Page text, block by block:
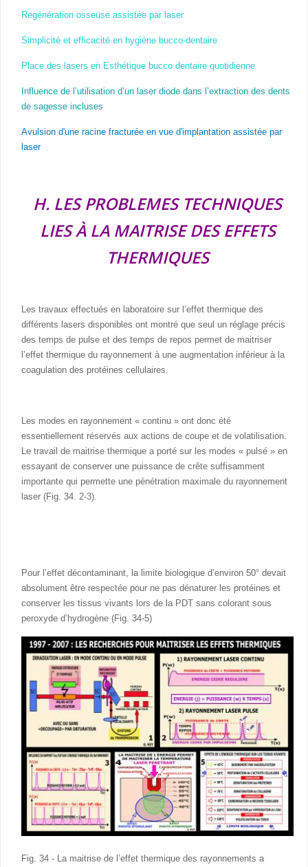
Regénération osseuse assistée par laser
Simplicité et efficacité en hygiène bucco-dentaire
Place des lasers en Esthétique bucco dentaire quotidienne
Influence de l’utilisation d’un laser diode dans l’extraction des dents
de sagesse incluses
Avulsion d'une racine fracturée en vue d'implantation assistée par
laser
H. LES PROBLEMES TECHNIQUES
LIES À LA MAITRISE DES EFFETS
THERMIQUES
Les travaux effectués en laboratoire sur l’effet thermique des
différents lasers disponibles ont montré que seul un réglage précis
des temps de pulse et des temps de repos permet de maitriser
l’effet thermique du rayonnement à une augmentation inférieur à la
coagulation des protéines cellulaires.
Les modes en rayonnement « continu » ont donc été
essentiellement réservés aux actions de coupe et de volatilisation.
Le travail de maitrise thermique a porté sur les modes « pulsé » en
essayant de conserver une puissance de crête suffisamment
importante qui permette une pénétration maximale du rayonnement
laser (Fig. 34. 2-3).
Pour l’effet décontaminant, la limite biologique d’environ 50° devait
absolument être respectée pour ne pas dénaturer les protéines et
conserver les tissus vivants lors de la PDT sans colorant sous
peroxyde d’hydrogène (Fig. 34-5)
Fig. 34 - La maitrise de l’effet thermique des rayonnements a